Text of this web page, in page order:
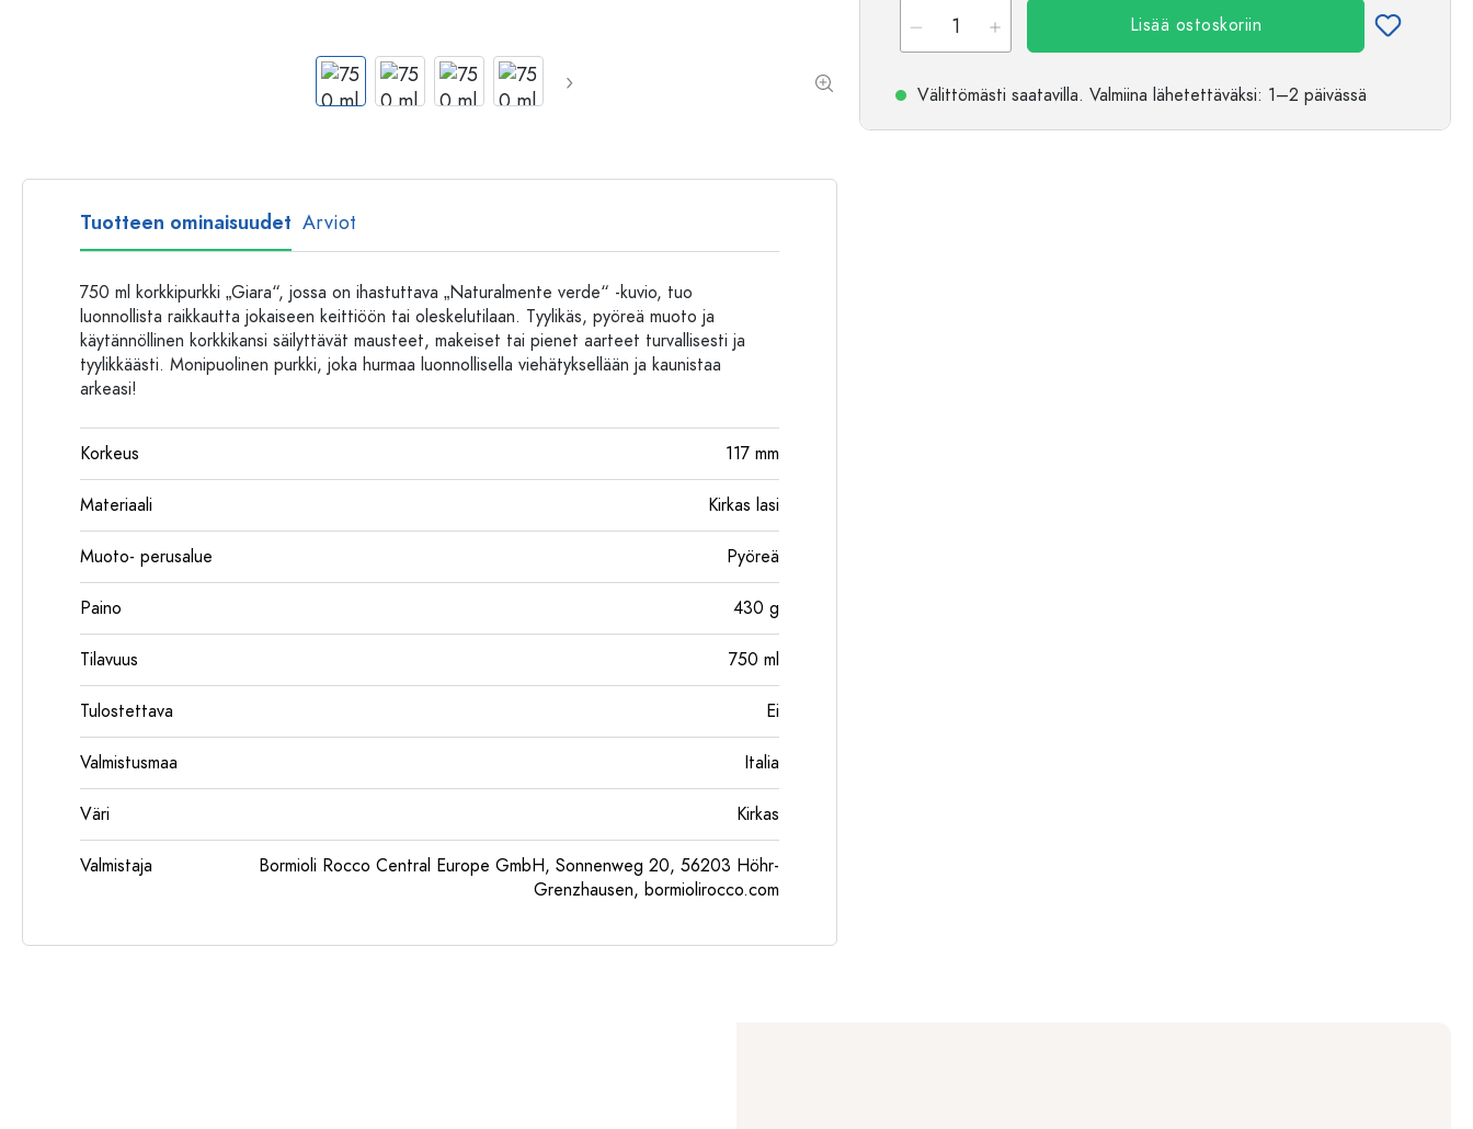
Lisää ostoskoriin
Välittömästi saatavilla. Valmiina lähetettäväksi: 1–2 päivässä
Tuotteen ominaisuudet Arviot
750 ml korkkipurkki „Giara“, jossa on ihastuttava „Naturalmente verde“ -kuvio, tuo
luonnollista raikkautta jokaiseen keittiöön tai oleskelutilaan. Tyylikäs, pyöreä muoto ja
käytännöllinen korkkikansi säilyttävät mausteet, makeiset tai pienet aarteet turvallisesti ja
tyylikkäästi. Monipuolinen purkki, joka hurmaa luonnollisella viehätyksellään ja kaunistaa
arkeasi!
Korkeus 117 mm
Materiaali Kirkas lasi
Muoto- perusalue Pyöreä
Paino 430 g
Tilavuus 750 ml
Tulostettava Ei
Valmistusmaa Italia
Väri Kirkas
Valmistaja
Bormioli Rocco Central Europe GmbH, Sonnenweg 20, 56203 Höhr-
Grenzhausen, bormiolirocco.com